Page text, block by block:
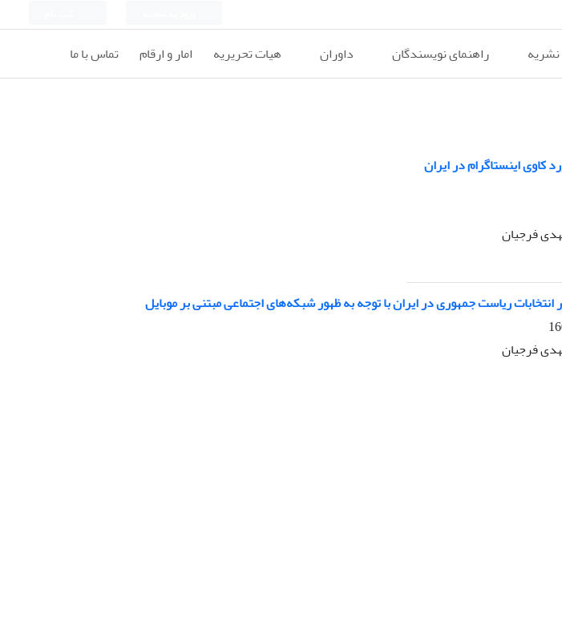
نشریه راهنمای نویسندگان داوران هیات تحریریه امار و ارقام تماس با ما
کاوی اینستاگرام در ایران
فرجیان
ریاست جمهوری در ایران با توجه به ظهور شبکه‌های اجتماعی مبتنی بر موبایل
فرجیان